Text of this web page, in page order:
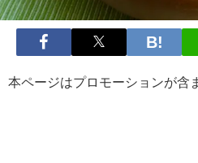
本ページはプロモーションが含